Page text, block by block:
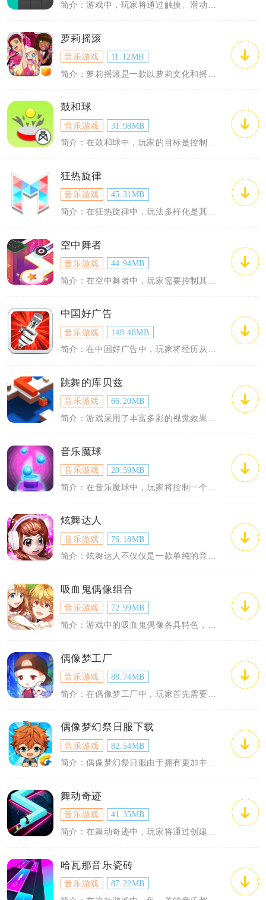
萝莉摇滚
音乐游戏
11.12MB
鼓和球
音乐游戏
31.98MB
简介：在鼓和球中，玩家的目标是控制好球的弹跳节奏，确保它能准确无误地落在每一个鼓面...
狂热旋律
音乐游戏
45.31MB
空中舞者
音乐游戏
44.94MB
中国好广告
音乐游戏
148.48MB
简介：在中国好广告中，玩家将经历从小型广告工作室到国际化广告公司的成长之旅。游戏开...
跳舞的库贝兹
音乐游戏
66.20MB
音乐魔球
音乐游戏
20.59MB
炫舞达人
音乐游戏
76.18MB
简介：炫舞达人不仅仅是一款单纯的音乐舞蹈游戏，它更是一个虚拟的舞蹈社区。游戏中包含...
吸血鬼偶像组合
音乐游戏
72.99MB
偶像梦工厂
音乐游戏
88.74MB
偶像梦幻祭日服下载
音乐游戏
82.54MB
简介：偶像梦幻祭日服由于拥有更加丰富的活动和更新速度比其他地区版本快，因而备受玩家...
舞动奇迹
音乐游戏
41.35MB
哈瓦那音乐瓷砖
音乐游戏
87.22MB